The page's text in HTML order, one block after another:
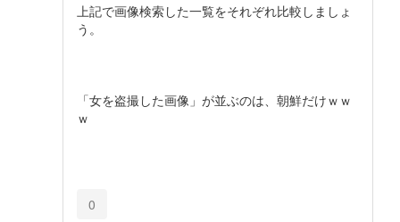
上記で画像検索した一覧をそれぞれ比較しましょ
う。
「女を盗撮した画像」が並ぶのは、朝鮮だけｗｗ
ｗ
0